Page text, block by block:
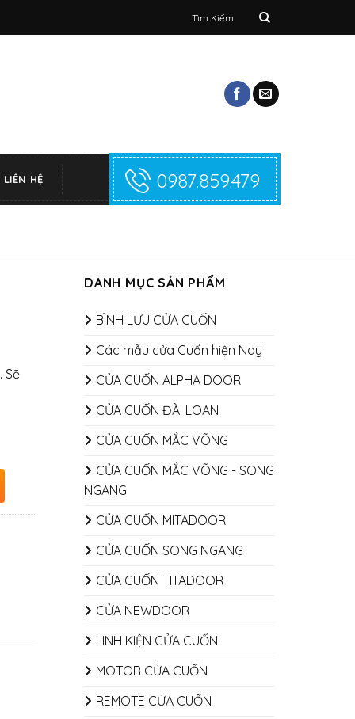
kiếm:
LIÊN HỆ 0987.859.479
DANH MỤC SẢN PHẨM
BÌNH LƯU CỬA CUỐN
Các mẫu cửa Cuốn hiện Nay
CỬA CUỐN ALPHA DOOR
CỬA CUỐN ĐÀI LOAN
CỬA CUỐN MẮC VÕNG
CỬA CUỐN MẮC VÕNG - SONG
NGANG
CỬA CUỐN MITADOOR
CỬA CUỐN SONG NGANG
CỬA CUỐN TITADOOR
CỬA NEWDOOR
LINH KIỆN CỬA CUỐN
MOTOR CỬA CUỐN
REMOTE CỬA CUỐN
Sẽ